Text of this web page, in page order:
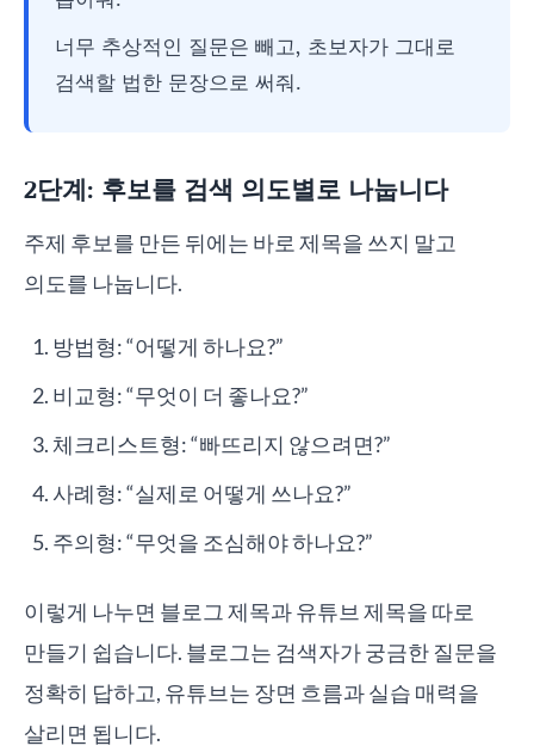
너무 추상적인 질문은 빼고, 초보자가 그대로
검색할 법한 문장으로 써줘.
2단계: 후보를 검색 의도별로 나눕니다
주제 후보를 만든 뒤에는 바로 제목을 쓰지 말고
의도를 나눕니다.
방법형: “어떻게 하나요?”
비교형: “무엇이 더 좋나요?”
체크리스트형: “빠뜨리지 않으려면?”
사례형: “실제로 어떻게 쓰나요?”
주의형: “무엇을 조심해야 하나요?”
이렇게 나누면 블로그 제목과 유튜브 제목을 따로
만들기 쉽습니다. 블로그는 검색자가 궁금한 질문을
정확히 답하고, 유튜브는 장면 흐름과 실습 매력을
살리면 됩니다.